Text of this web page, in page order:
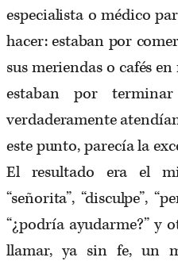
especialista o médico
hacer: estaban por
sus meriendas o cafés
estaban por
verdaderamente
este punto, parecía la
El resultado era el
“señorita”, “disculpe”,
“¿podría ayudarme?” y
llamar, ya sin fe, un